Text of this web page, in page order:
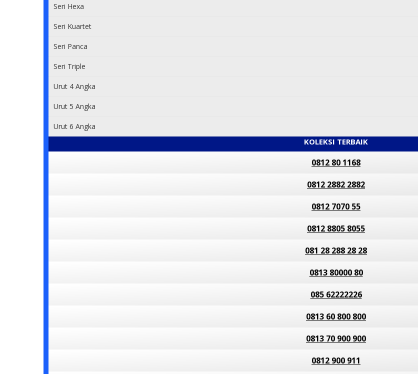
Seri Hexa
Seri Kuartet
Seri Panca
Seri Triple
Urut 4 Angka
Urut 5 Angka
Urut 6 Angka
KOLEKSI TERBAIK
0812 80 1168
0812 2882 2882
0812 7070 55
0812 8805 8055
081 28 288 28 28
0813 80000 80
085 62222226
0813 60 800 800
0813 70 900 900
0812 900 911